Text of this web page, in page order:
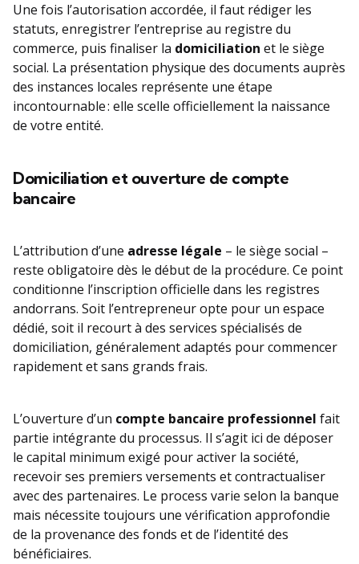
Une fois l’autorisation accordée, il faut rédiger les
statuts, enregistrer l’entreprise au registre du
commerce, puis finaliser la domiciliation et le siège
social. La présentation physique des documents auprès
des instances locales représente une étape
incontournable : elle scelle officiellement la naissance
de votre entité.
Domiciliation et ouverture de compte
bancaire
L’attribution d’une adresse légale – le siège social –
reste obligatoire dès le début de la procédure. Ce point
conditionne l’inscription officielle dans les registres
andorrans. Soit l’entrepreneur opte pour un espace
dédié, soit il recourt à des services spécialisés de
domiciliation, généralement adaptés pour commencer
rapidement et sans grands frais.
L’ouverture d’un compte bancaire professionnel fait
partie intégrante du processus. Il s’agit ici de déposer
le capital minimum exigé pour activer la société,
recevoir ses premiers versements et contractualiser
avec des partenaires. Le process varie selon la banque
mais nécessite toujours une vérification approfondie
de la provenance des fonds et de l’identité des
bénéficiaires.